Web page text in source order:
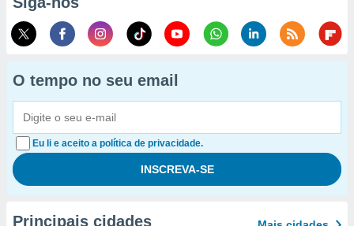
O tempo no seu email
Eu li e aceito a política de privacidade.
Principais cidades